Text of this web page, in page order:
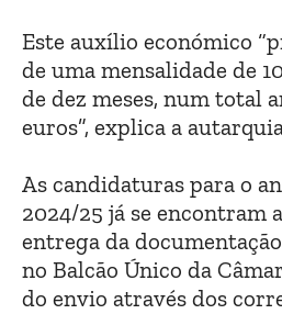
Este auxílio económico
de uma mensalidade de
de dez meses, num total
euros”, explica a
As candidaturas para o
2024/25 já se encontram
entrega da
no Balcão Único da
do envio através dos